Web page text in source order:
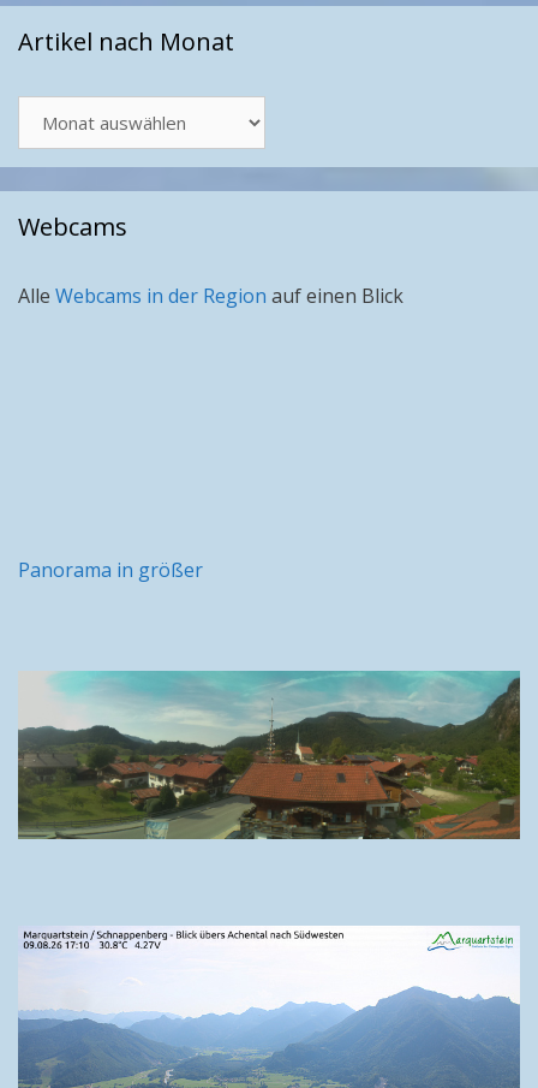
Artikel nach Monat
nach
Monat
Webcams
Alle Webcams in der Region auf einen Blick
Panorama in größer